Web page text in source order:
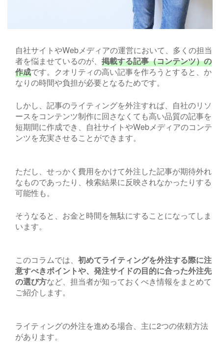
自社サイトやWebメディアの運営において、多くの担当
者を悩ませているのが、 掲載する記事（コンテンツ）の
作成です。クオリティの高い記事を作ろうとすると、か
なりの時間や負担が必要となるためです。
しかし、記事のライティングを外注すれば、自社のリソ
ースをコンテンツ制作に回さなくても高い品質の記事を
短期間に作成でき、自社サイトやWebメディアのコンテ
ンツを充実させることができます。
ただし、せっかく費用をかけて外注した記事が期待外れ
なものであったり、検索結果に反映されなかったりする
可能性も。
そうなると、お金と時間を無駄にすることになってしま
います。
このコラムでは、 初めてライティングを外注する際に注
意すべきポイントや、発注サイドの目的に合った外注先
の選び方など、担当者が知っておくべき情報をまとめて
ご紹介します。
ライティングの外注を進める場合、主に2つの依頼方法
があります。